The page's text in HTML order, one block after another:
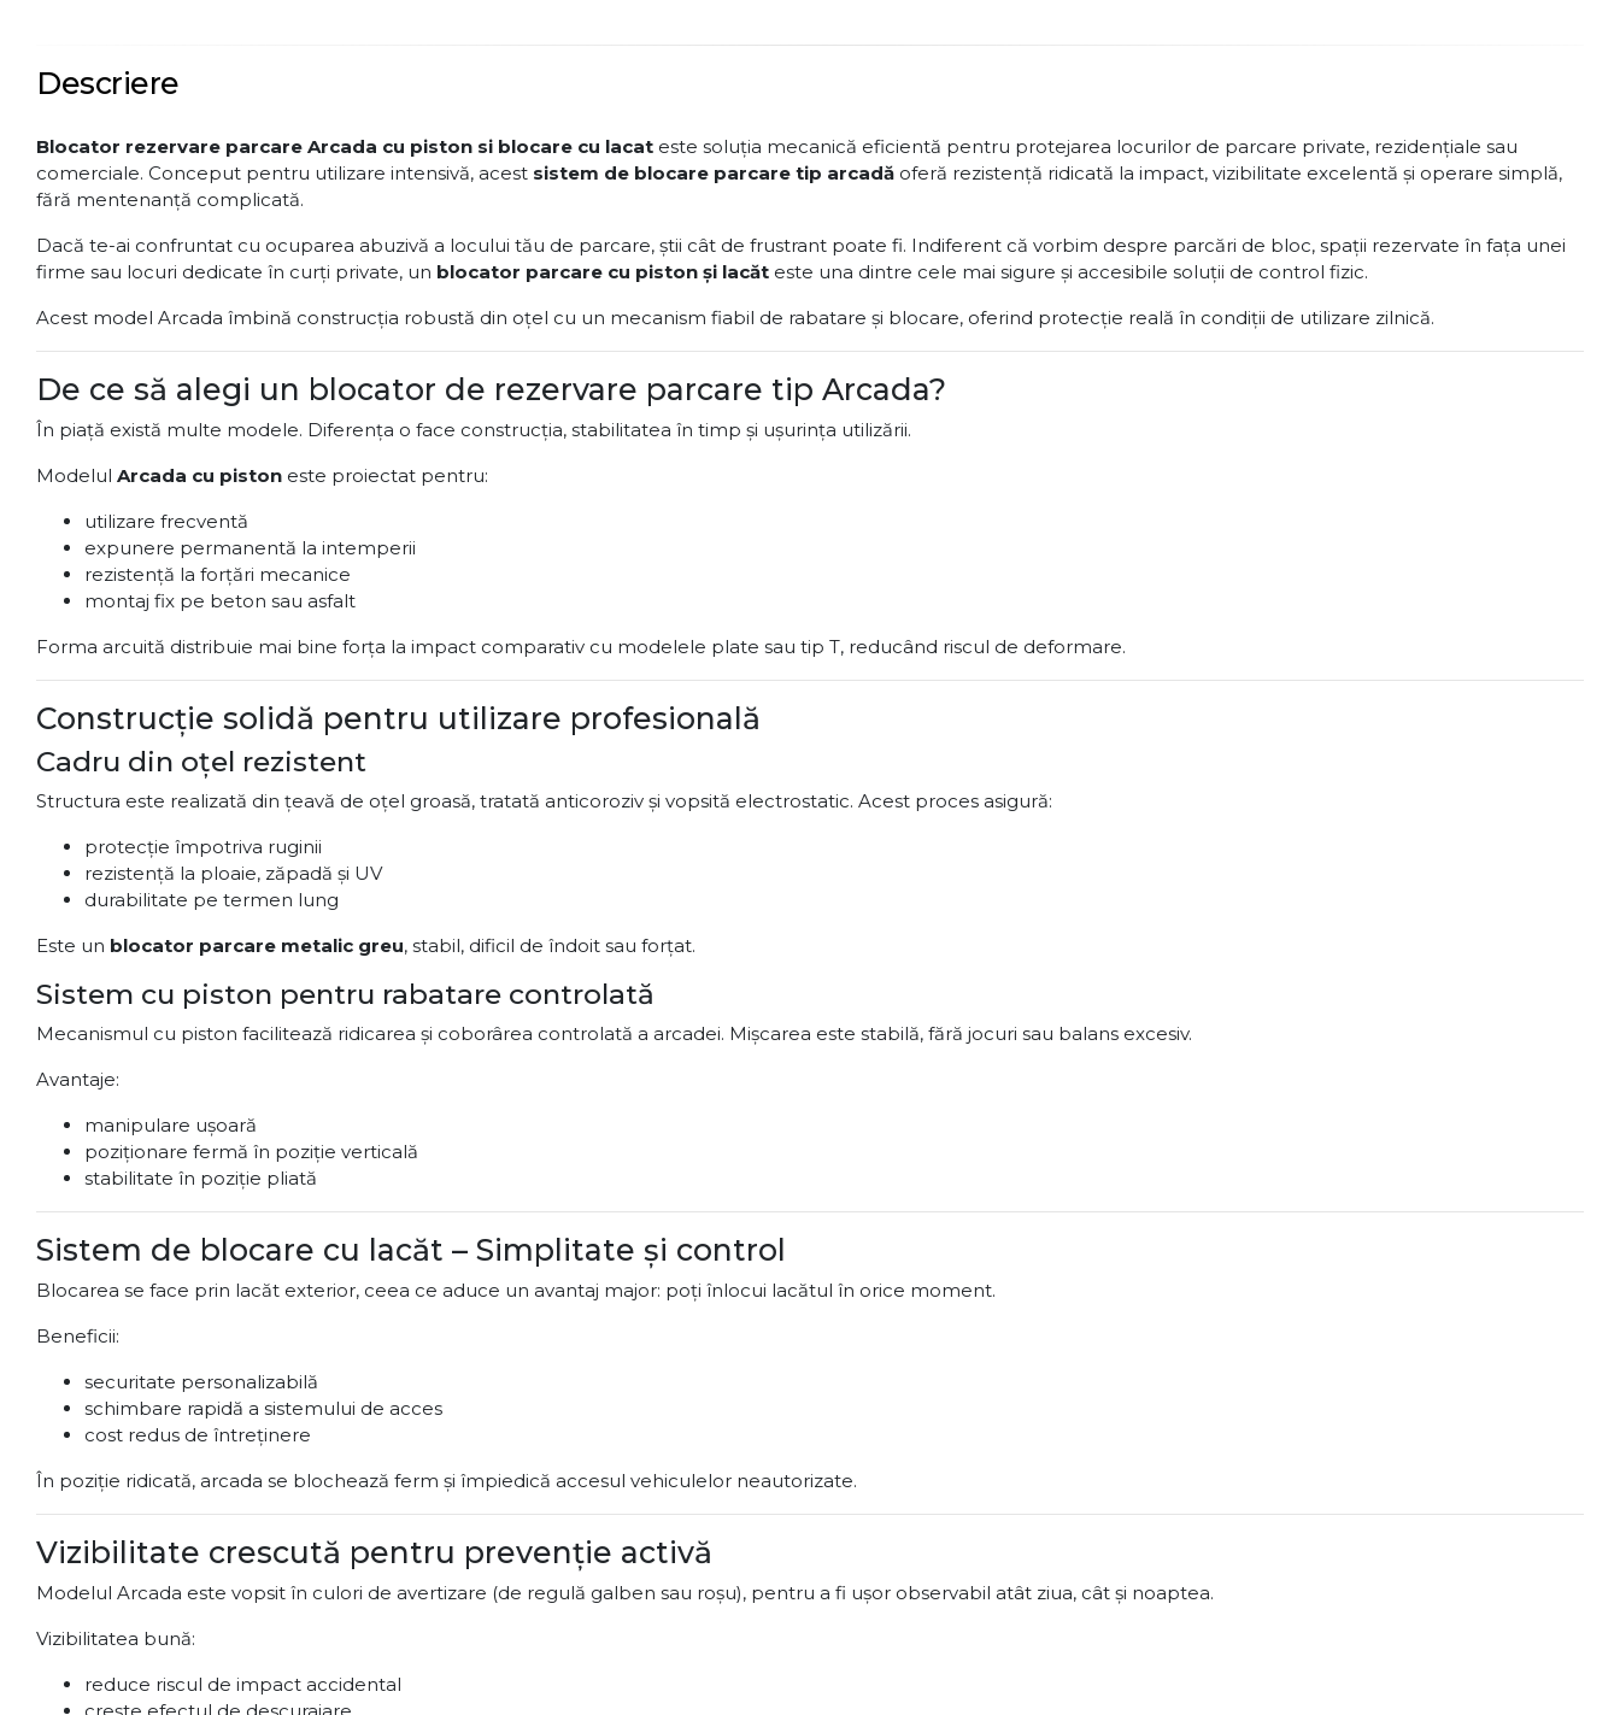
Descriere
Blocator rezervare parcare Arcada cu piston si blocare cu lacat este soluția mecanică eficientă pentru protejarea locurilor de parcare private, rezidențiale sau
comerciale. Conceput pentru utilizare intensivă, acest sistem de blocare parcare tip arcadă oferă rezistență ridicată la impact, vizibilitate excelentă și operare simplă,
fără mentenanță complicată.
Dacă te-ai confruntat cu ocuparea abuzivă a locului tău de parcare, știi cât de frustrant poate fi. Indiferent că vorbim despre parcări de bloc, spații rezervate în fața unei
firme sau locuri dedicate în curți private, un blocator parcare cu piston și lacăt este una dintre cele mai sigure și accesibile soluții de control fizic.
Acest model Arcada îmbină construcția robustă din oțel cu un mecanism fiabil de rabatare și blocare, oferind protecție reală în condiții de utilizare zilnică.
De ce să alegi un blocator de rezervare parcare tip Arcada?
În piață există multe modele. Diferența o face construcția, stabilitatea în timp și ușurința utilizării.
Modelul Arcada cu piston este proiectat pentru:
utilizare frecventă
expunere permanentă la intemperii
rezistență la forțări mecanice
montaj fix pe beton sau asfalt
Forma arcuită distribuie mai bine forța la impact comparativ cu modelele plate sau tip T, reducând riscul de deformare.
Construcție solidă pentru utilizare profesională
Cadru din oțel rezistent
Structura este realizată din țeavă de oțel groasă, tratată anticoroziv și vopsită electrostatic. Acest proces asigură:
protecție împotriva ruginii
rezistență la ploaie, zăpadă și UV
durabilitate pe termen lung
Este un blocator parcare metalic greu, stabil, dificil de îndoit sau forțat.
Sistem cu piston pentru rabatare controlată
Mecanismul cu piston facilitează ridicarea și coborârea controlată a arcadei. Mișcarea este stabilă, fără jocuri sau balans excesiv.
Avantaje:
manipulare ușoară
poziționare fermă în poziție verticală
stabilitate în poziție pliată
Sistem de blocare cu lacăt – Simplitate și control
Blocarea se face prin lacăt exterior, ceea ce aduce un avantaj major: poți înlocui lacătul în orice moment.
Beneficii:
securitate personalizabilă
schimbare rapidă a sistemului de acces
cost redus de întreținere
În poziție ridicată, arcada se blochează ferm și împiedică accesul vehiculelor neautorizate.
Vizibilitate crescută pentru prevenție activă
Modelul Arcada este vopsit în culori de avertizare (de regulă galben sau roșu), pentru a fi ușor observabil atât ziua, cât și noaptea.
Vizibilitatea bună:
reduce riscul de impact accidental